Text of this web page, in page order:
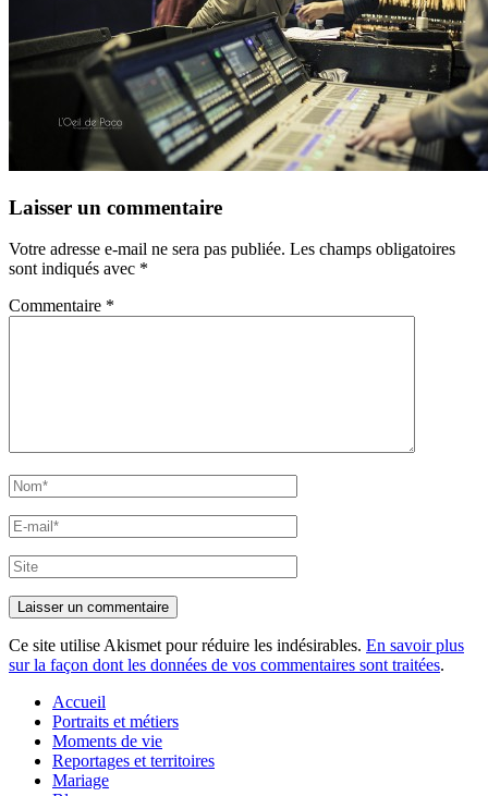
Laisser un commentaire
Votre adresse e-mail ne sera pas publiée. Les champs obligatoires
sont indiqués avec *
Commentaire *
Nom*
E-
mail*
Site
Ce site utilise Akismet pour réduire les indésirables. En savoir plus
sur la façon dont les données de vos commentaires sont traitées.
Accueil
Portraits et métiers
Moments de vie
Reportages et territoires
Mariage